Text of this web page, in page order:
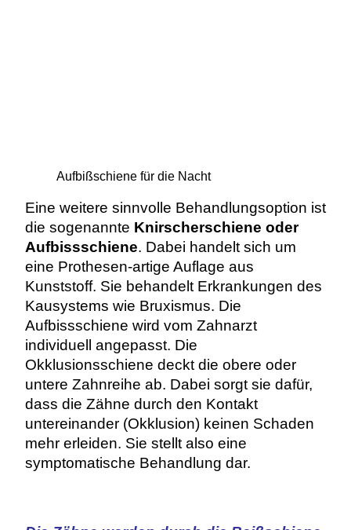
Aufbißschiene für die Nacht
Eine weitere sinnvolle Behandlungsoption ist
die sogenannte Knirscherschiene oder
Aufbissschiene. Dabei handelt sich um
eine Prothesen-artige Auflage aus
Kunststoff. Sie behandelt Erkrankungen des
Kausystems wie Bruxismus. Die
Aufbissschiene wird vom Zahnarzt
individuell angepasst. Die
Okklusionsschiene deckt die obere oder
untere Zahnreihe ab. Dabei sorgt sie dafür,
dass die Zähne durch den Kontakt
untereinander (Okklusion) keinen Schaden
mehr erleiden. Sie stellt also eine
symptomatische Behandlung dar.